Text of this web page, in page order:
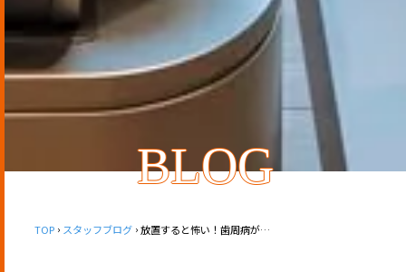
BLOG
TOP スタッフブログ 放置すると怖い！歯周病が引き起こす全身への悪影響